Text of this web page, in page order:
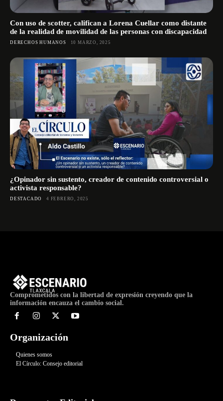
Con uso de scotter, califican a Lorena Cuellar como distante
de la realidad de movilidad de las personas con discapacidad
DERECHOS HUMANOS 10 MARZO, 2025
¿Opinador sin sustento, creador de contenido controversial o
activista responsable?
DESTACADO 4 FEBRERO, 2025
Comprometidos con la libertad de expresión creyendo que la
información encauza el cambio social.
Organización
Quienes somos
El Círculo: Consejo editorial